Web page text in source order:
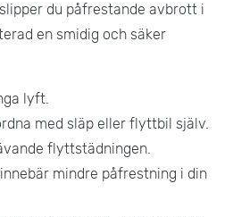
du påfrestande avbrott i
en smidig och säker
lyft.
med släp eller flyttbil själv.
flyttstädningen.
mindre påfrestning i din